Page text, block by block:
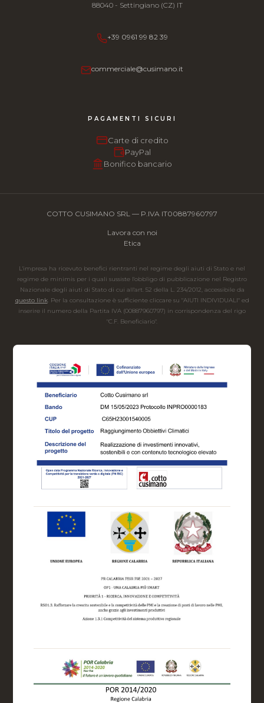
88040 - Settingiano (CZ) IT
+39 0961 99 82 39
commerciale@cusimano.it
PAGAMENTI SICURI
Carte di credito
PayPal
Bonifico bancario
COTTO CUSIMANO SRL — P.IVA IT00887960797
Lavora con noi
Etica
L'impresa ha ricevuto benefici rientranti nel regime degli aiuti di Stato e nel
regime de minimis per i quali sussiste l'obbligo di pubblicazione nel Registro
Nazionale degli aiuti di Stato di cui all'art. 52 della L. 234/2012, accessibile da
questo link. Per la consultazione è sufficiente cliccare su "AIUTI INDIVIDUALI" ed
inserire il numero della Partita IVA (00887960797) in corrispondenza del rigo
"C.F. Beneficiario".